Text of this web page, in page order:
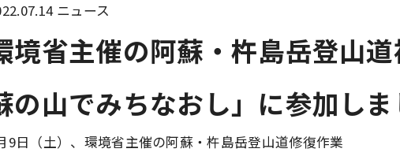
ニュース
境省主催の阿蘇・杵島岳登山
の山でみちなおし」に参加しま
9日（土）、環境省主催の阿蘇・杵島岳登山道修復作業